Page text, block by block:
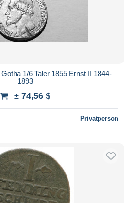
1/6 Taler 1855 Ernst II 1844-
1893
± 74,56 $
Privatperson